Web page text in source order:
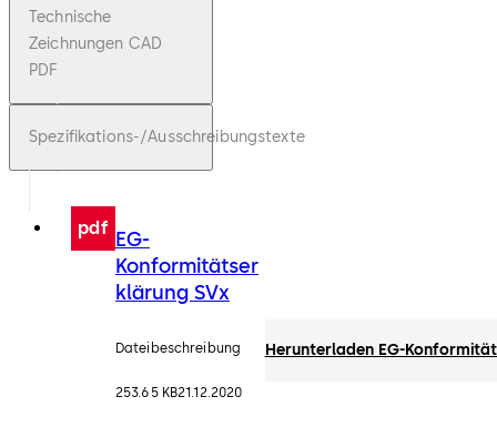
Technische
Zeichnungen CAD
PDF
Spezifikations-/Ausschreibungstexte
pdf EG-
Konformitätser
klärung SVx
Dateibeschreibung
253.65 KB21.12.2020
Herunterladen EG-